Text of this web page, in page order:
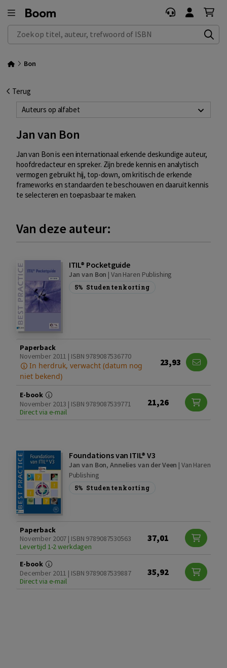
Zoek op titel, auteur, trefwoord of ISBN
Bon
Terug
Auteurs op alfabet
Jan van Bon
Jan van Bon is een internationaal erkende deskundige auteur,
hoofdredacteur en spreker. Zijn brede kennis en analytisch
vermogen gebruikt hij, top-down, om kritisch de erkende
frameworks en standaarden te beschouwen en daaruit kennis
te selecteren en toepasbaar te maken.
Van deze auteur:
ITIL® Pocketguide
Jan van Bon | Van Haren Publishing
5% Studentenkorting
Paperback
November 2011 | ISBN 9789087536770
In herdruk, verwacht (datum nog
niet bekend)
23,93
E-book
November 2013 | ISBN 9789087539771
Direct via e-mail
21,26
Foundations van ITIL® V3
Jan van Bon,Annelies van der Veen | Van Haren
Publishing
5% Studentenkorting
Paperback
November 2007 | ISBN 9789087530563
Levertijd 1-2 werkdagen
37,01
E-book
December 2011 | ISBN 9789087539887
Direct via e-mail
35,92